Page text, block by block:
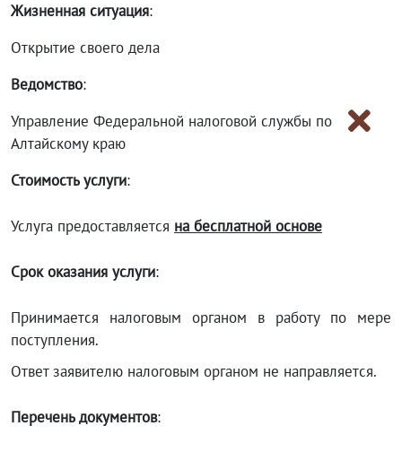
Жизненная ситуация:
Открытие своего дела
Ведомство:
Управление Федеральной налоговой службы по
Алтайскому краю
Стоимость услуги:
Услуга предоставляется на бесплатной основе
Срок оказания услуги:
Принимается налоговым органом в работу по мере
поступления.
Ответ заявителю налоговым органом не направляется.
Перечень документов: